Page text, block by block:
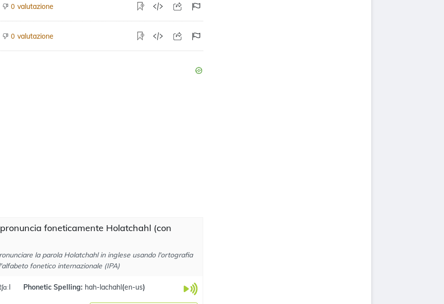
0 valutazione
0 valutazione
foneticamente Holatchahl (con
la parola Holatchahl in inglese usando l'ortografia
fonetico internazionale (IPA)
Phonetic Spelling: hah-lachahl(en-us)